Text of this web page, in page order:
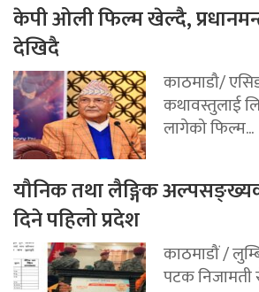
केपी ओली फिल्म खेल्दै,
देखिदै
काठमाडौ/
कथावस्तुलाई
लागेको फिल्म...
यौनिक तथा लैङ्गिक
दिने पहिलो प्रदेश
काठमाडौं /
पटक निजामती